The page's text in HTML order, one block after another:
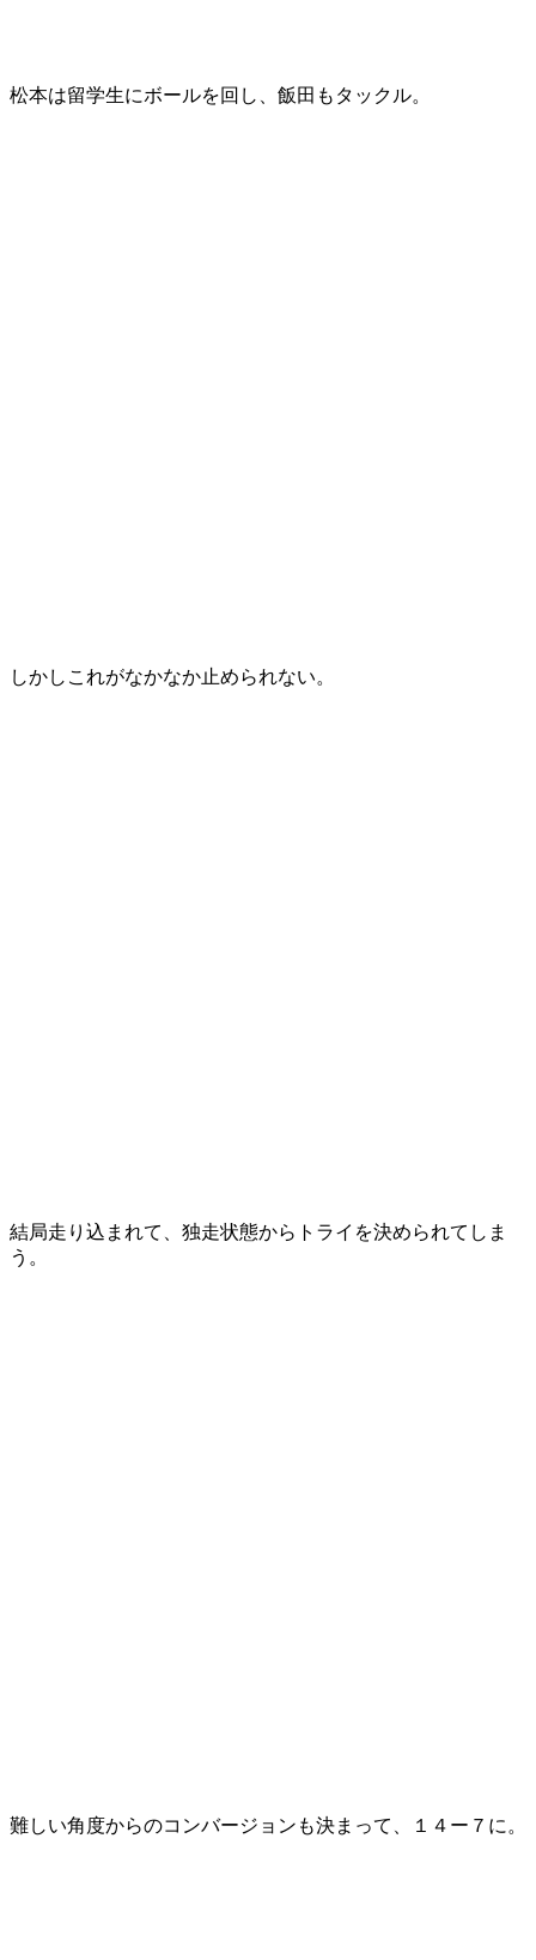
松本は留学生にボールを回し、飯田もタックル。
しかしこれがなかなか止められない。
結局走り込まれて、独走状態からトライを決められてしま
う。
難しい角度からのコンバージョンも決まって、１４ー７に。